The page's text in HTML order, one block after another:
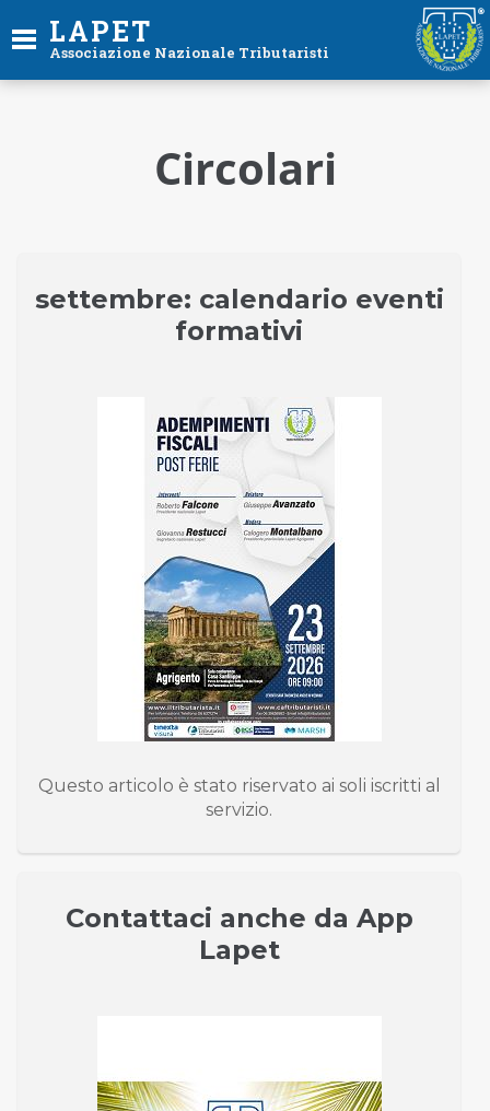
LAPET
Associazione Nazionale Tributaristi
Circolari
settembre: calendario eventi
formativi
Questo articolo è stato riservato ai soli iscritti al
servizio.
Contattaci anche da App
Lapet